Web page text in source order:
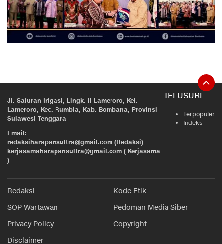
Jl. Saluran Irigasi, Lingk. II Lameroro, Kel.
Lameroro, Kec. Rumbia, Kab. Bombana, Provinsi
Sulawesi Tenggara
Email:
redaksiharapansultra@gmail.com (Redaksi)
kerjasamaharapansultra@gmail.com ( Kerjasama
)
TELUSURI
Terpopuler
Indeks
Redaksi
Kode Etik
SOP Wartawan
Pedoman Media Siber
Privacy Policy
Copyright
Disclaimer